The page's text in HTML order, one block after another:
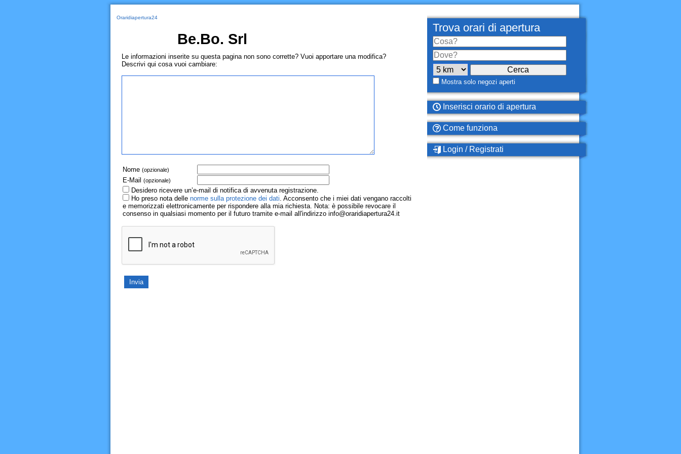
Oraridiapertura24
Be.Bo. Srl
Le informazioni inserite su questa pagina non sono corrette? Vuoi apportare una modifica?
Descrivi qui cosa vuoi cambiare:
Nome (opzionale)
E-Mail (opzionale)
Desidero ricevere un’e-mail di notifica di avvenuta registrazione.
Ho preso nota delle norme sulla protezione dei dati. Acconsento che i miei dati vengano raccolti
e memorizzati elettronicamente per rispondere alla mia richiesta. Nota: è possibile revocare il
consenso in qualsiasi momento per il futuro tramite e-mail all'indirizzo info@oraridiapertura24.it
Trova orari di apertura
Mostra solo negozi aperti
Inserisci orario di apertura
Come funziona
Login / Registrati